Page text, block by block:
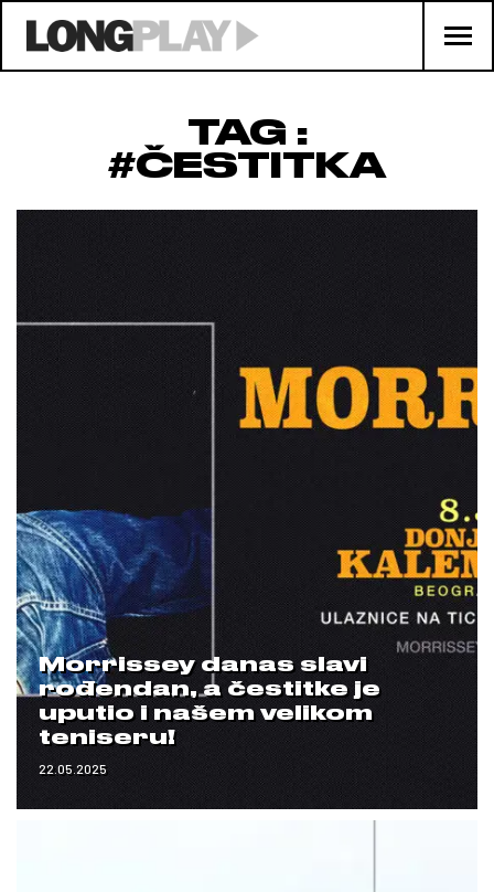
TAG :
#ČESTITKA
Morrissey danas slavi
rođendan, a čestitke je
uputio i našem velikom
teniseru!
22.05.2025